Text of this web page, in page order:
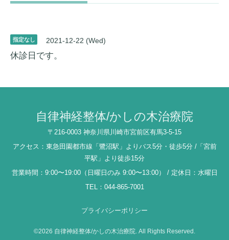
指定なし 2021-12-22 (Wed)
休診日です。
自律神経整体/かしの木治療院
〒216-0003 神奈川県川崎市宮前区有馬3-5-15
アクセス：東急田園都市線「鷺沼駅」よりバス5分・徒歩5分 /「宮前
平駅」より徒歩15分
営業時間：9:00〜19:00（日曜日のみ 9:00〜13:00） / 定休日：水曜日
TEL：044-865-7001
プライバシーポリシー
©2026 自律神経整体/かしの木治療院 . All Rights Reserved.